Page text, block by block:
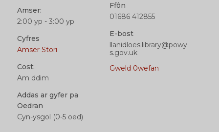
Amser:
2:00 yp - 3:00 yp
Cyfres
Amser Stori
Cost:
Am ddim
Addas ar gyfer pa
Oedran
Cyn-ysgol (0-5 oed)
Ffôn
01686 412855
E-bost
llanidloes.library@powy
s.gov.uk
Gweld 0wefan